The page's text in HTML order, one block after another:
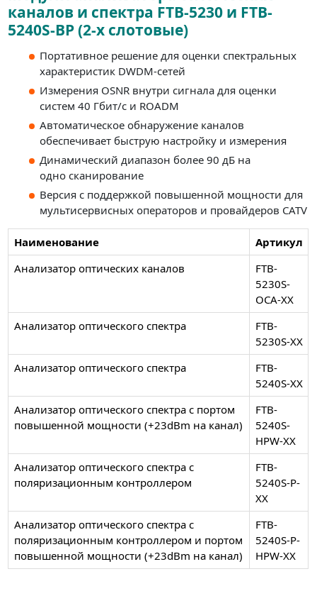
каналов и спектра FTB-5230 и FTB-
5240S-BP (2-х слотовые)
Портативное решение для оценки спектральных
характеристик DWDM-сетей
Измерения OSNR внутри сигнала для оценки
систем 40 Гбит/с и ROADM
Автоматическое обнаружение каналов
обеспечивает быструю настройку и измерения
Динамический диапазон более 90 дБ на
одно сканирование
Версия с поддержкой повышенной мощности для
мультисервисных операторов и провайдеров CATV
Наименование
Артикул
Анализатор оптических каналов
FTB-
5230S-
OCA-XX
Анализатор оптического спектра
FTB-
5230S-XX
Анализатор оптического спектра
FTB-
5240S-XX
Анализатор оптического спектра с портом
повышенной мощности (+23dBm на канал)
FTB-
5240S-
HPW-XX
Анализатор оптического спектра с
поляризационным контроллером
FTB-
5240S-P-
XX
Анализатор оптического спектра с
поляризационным контроллером и портом
повышенной мощности (+23dBm на канал)
FTB-
5240S-P-
HPW-XX